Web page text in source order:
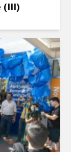
(III)